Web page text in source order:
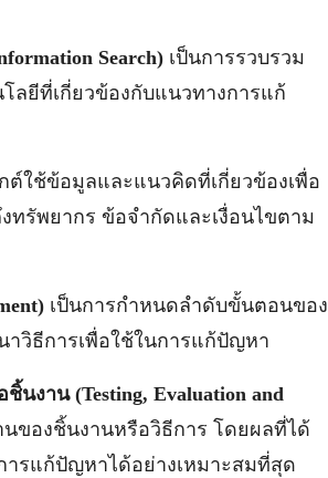
Search) เป็นการรวบรวม
ยีที่เกี่ยวข้องกับแนวทางการแก้
ต์ใช้ข้อมูลและแนวคิดที่เกี่ยวข้องเพื่อ
รัพยากร ข้อจำกัดและเงื่อนไขตาม
เป็นการกำหนดลำดับขั้นตอนของ
วิธีการเพื่อใช้ในการแก้ปัญหา
ชิ้นงาน (Testing, Evaluation and
ของชิ้นงานหรือวิธีการ โดยผลที่ได้
รแก้ปัญหาได้อย่างเหมาะสมที่สุด